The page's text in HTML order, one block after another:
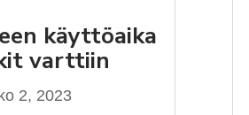
käyttöaika
varttiin
2, 2023